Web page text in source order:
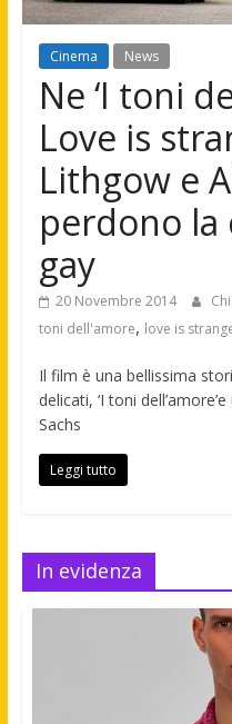
Cinema News
Ne ‘I toni
Love is
Lithgow e
perdono la
gay
20 Novembre 2014
toni dell'amore, love is
Il film è una bellissima
delicati, ‘I toni
Sachs
Leggi tutto
In evidenza